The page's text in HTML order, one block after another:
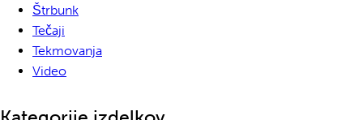
Štrbunk
Tečaji
Tekmovanja
Video